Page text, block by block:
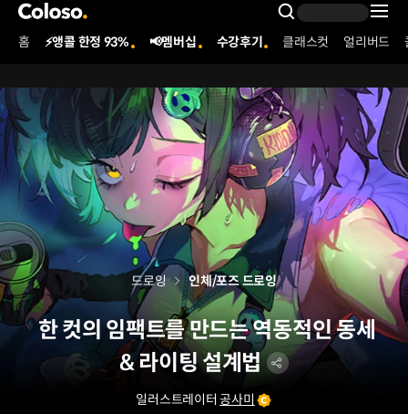
콜로소
Search
Coloso Menu
홈 ⚡앵콜 한정 93% 📢멤버십 수강후기 클래스컷 얼리버드
한 컷의 임팩트를 만드는 역동적인 동세
& 라이팅 설계법
일러스트레이터 공사미
드로잉 인체/포즈 드로잉